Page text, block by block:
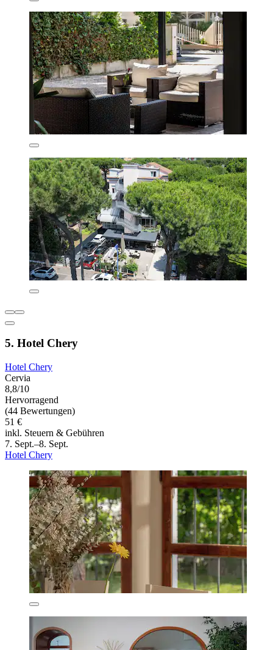
5. Hotel Chery
Hotel Chery
Cervia
8,8/10
Hervorragend
(44 Bewertungen)
51 €
inkl. Steuern & Gebühren
7. Sept.–8. Sept.
Hotel Chery